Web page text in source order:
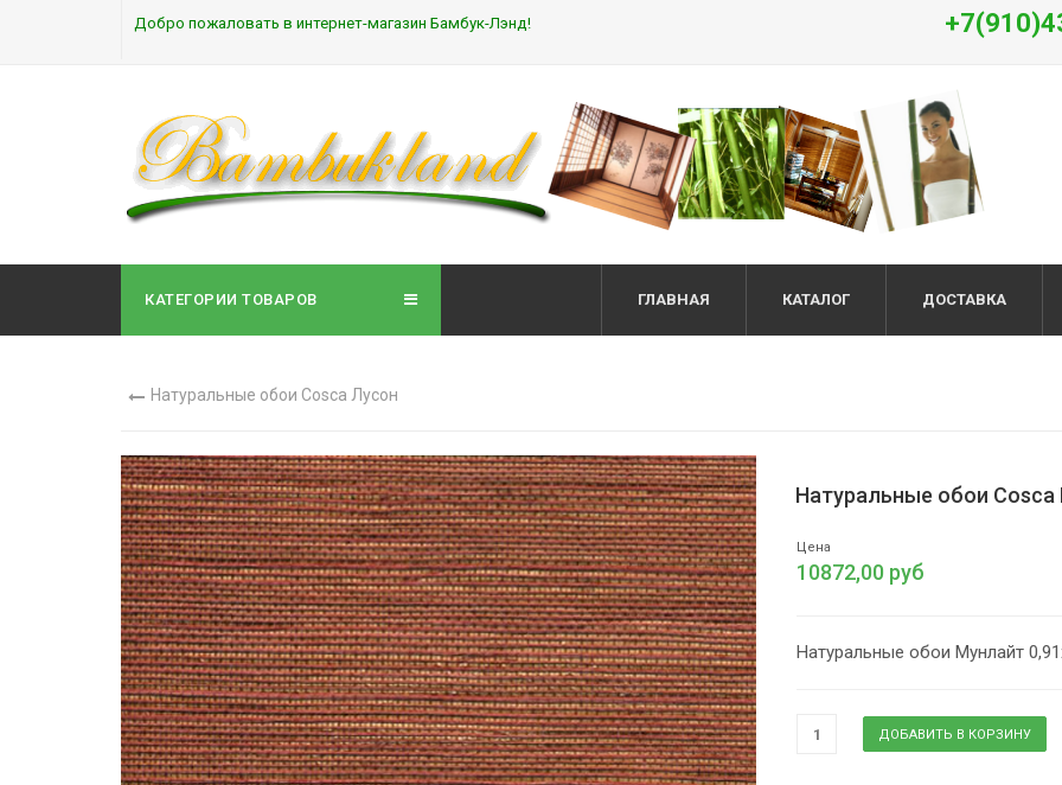
Добро пожаловать в интернет-магазин Бамбук-Лэнд!
КАТЕГОРИИ ТОВАРОВ ГЛАВНАЯ КАТАЛОГ ДОСТАВКА
Натуральные обои Cosca Лусон
Натуральные обои
Цена
10872,00 руб
Натуральные обои Мунлайт